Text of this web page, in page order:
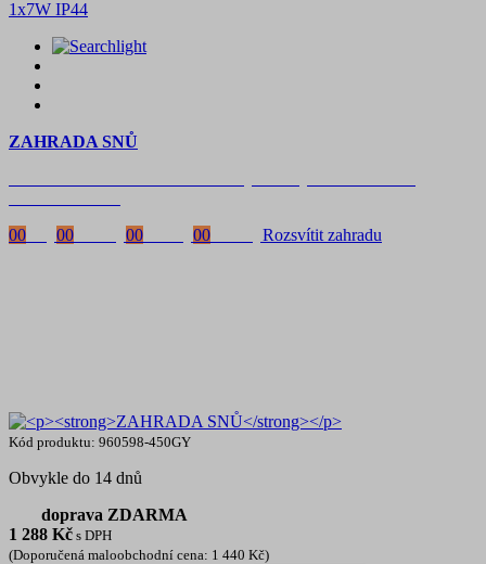
ZAHRADA SNŮ
00
00 00 00 Rozsvítit zahradu
Kód produktu: 960598-450GY
Obvykle do 14 dnů
doprava ZDARMA
1 288 Kč s DPH
(Doporučená maloobchodní cena: 1 440 Kč)